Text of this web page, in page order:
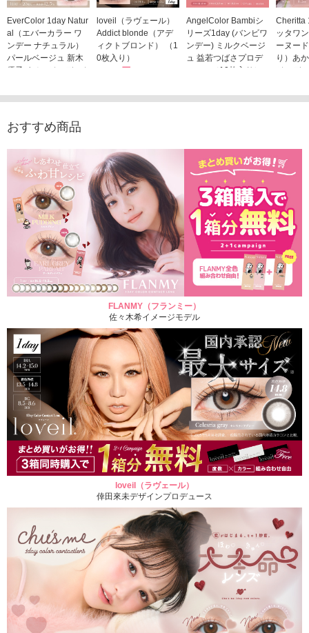
EverColor 1day Natur
al（エバーカラー ワ
ンデー ナチュラル）
パールベージュ 新木
優子イメージモデルカ
2,598円(税込)
loveil（ラヴェール）
Addict blonde（アデ
ィクトブロンド） （1
0枚入り）
1,760円
AngelColor Bambiシ
リーズ1day (バンビワ
ンデー) ミルクベージ
ュ 益若つばさプロデ
ュース（10枚入り）
Cheritta
ッタワ
ーヌー
り）あ
ジモデル
おすすめ商品
FLANMY（フランミー）
佐々木希イメージモデル
loveil（ラヴェール）
倖田來未デザインプロデュース